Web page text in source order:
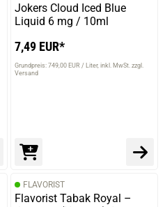
Jokers Cloud Iced Blue
Liquid 6 mg / 10ml
7,49 EUR*
Grundpreis: 749,00 EUR / Liter inkl. MwSt. zzgl.
Versand
FLAVORIST
Flavorist Tabak Royal –